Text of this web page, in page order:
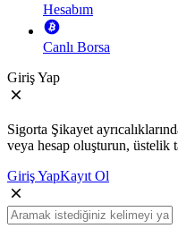
Hesabım
Canlı Borsa
Giriş Yap
Sigorta Şikayet
veya hesap oluşturun, üstelik
Giriş YapKayıt Ol